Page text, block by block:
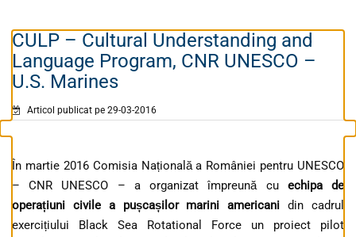
CULP – Cultural Understanding and
Language Program, CNR UNESCO –
U.S. Marines
Articol publicat pe 29-03-2016
În martie 2016 Comisia Națională a României pentru UNESCO
– CNR UNESCO – a organizat împreună cu echipa de
operațiuni civile a pușcașilor marini americani din cadrul
exercițiului Black Sea Rotational Force un proiect pilot